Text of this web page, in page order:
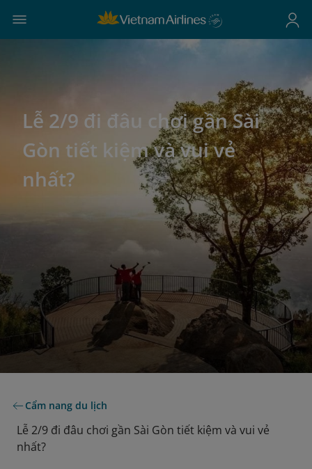
Lễ 2/9 đi đâu chơi gần Sài
Gòn tiết kiệm và vui vẻ
nhất?
Cẩm nang du lịch
Lễ 2/9 đi đâu chơi gần Sài Gòn tiết kiệm và vui vẻ
nhất?